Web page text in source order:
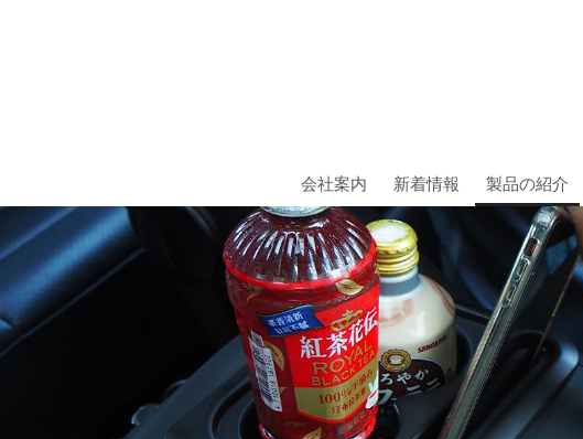
会社案内 新着情報 製品の紹介